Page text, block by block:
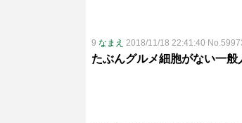
9 なまえ 2018/11/18 22:41:40
たぶんグルメ細胞がない一